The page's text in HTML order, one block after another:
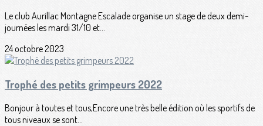
Le club Aurillac Montagne Escalade organise un stage de deux demi-
journées les mardi 31/10 et...
24 octobre 2023
Trophé des petits grimpeurs 2022
Bonjour à toutes et tous,Encore une très belle édition où les sportifs de
tous niveaux se sont...